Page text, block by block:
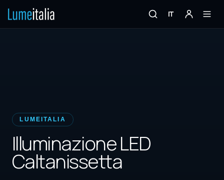
IT
LUMEITALIA
Illuminazione LED
Caltanissetta